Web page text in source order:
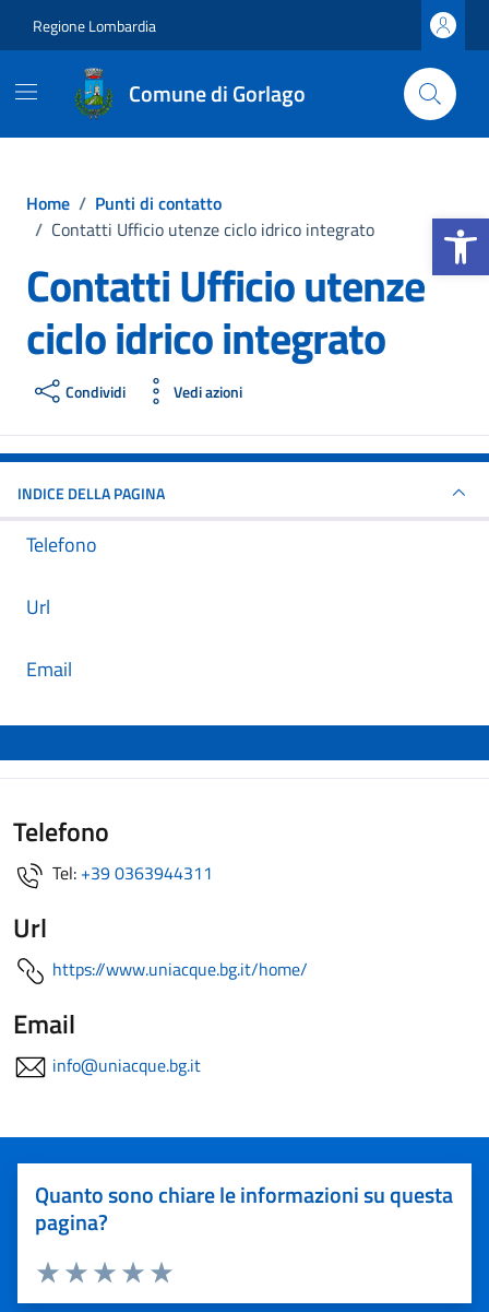
Apri la
Regione Lombardia
Comune di Gorlago
Home / Punti di contatto
/ Contatti Ufficio utenze ciclo idrico integrato
Contatti Ufficio utenze
ciclo idrico integrato
Condividi Vedi azioni
INDICE DELLA PAGINA
Telefono
Url
Email
Telefono
Tel: +39 0363944311
Url
https://www.uniacque.bg.it/home/
Email
info@uniacque.bg.it
Quanto sono chiare le informazioni su questa
pagina?
Valuta 5 stelle su 5
Valuta 4 stelle su 5
Valuta 3 stelle su 5
Valuta 2 stelle su 5
Valuta 1 stelle su 5